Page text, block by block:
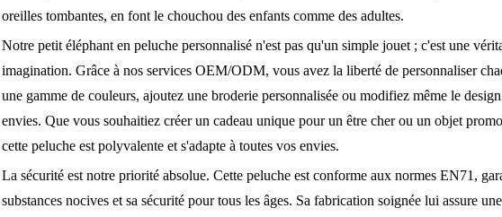
oreilles tombantes, en font le chouchou des enfants comme des adultes.
Notre petit éléphant en peluche personnalisé n'est pas qu'un simple jouet ; c'est une
imagination. Grâce à nos services OEM/ODM, vous avez la liberté de personnaliser
une gamme de couleurs, ajoutez une broderie personnalisée ou modifiez même le
envies. Que vous souhaitiez créer un cadeau unique pour un être cher ou un objet
cette peluche est polyvalente et s'adapte à toutes vos envies.
La sécurité est notre priorité absolue. Cette peluche est conforme aux normes EN71,
substances nocives et sa sécurité pour tous les âges. Sa fabrication soignée lui assure